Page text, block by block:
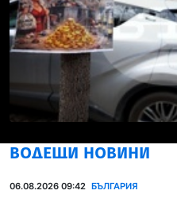
ВОДЕЩИ НОВИНИ
06.08.2026 09:42 БЪЛГАРИЯ